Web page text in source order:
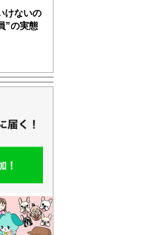
けないの
”の実態